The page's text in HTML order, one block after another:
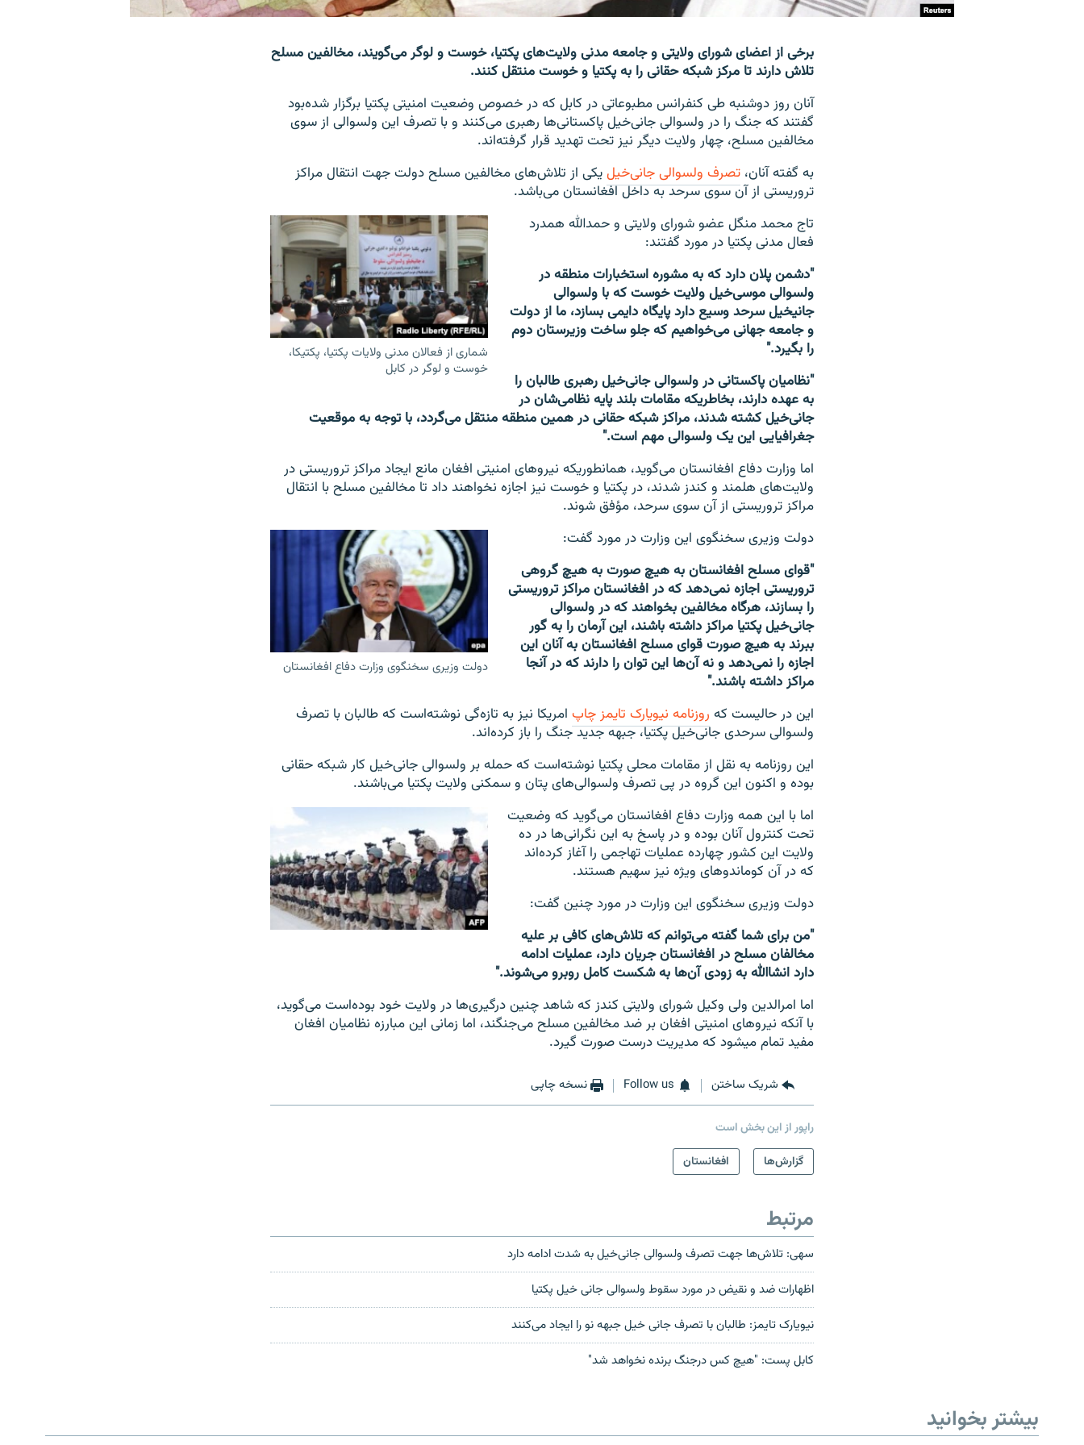
به ما بپیوندید
برخی از اعضای شورای ولایتی و جامعه مدنی ولایت‌های پکتیا، خوست و لوگر می‌گویند، مخالفین مسلح
تلاش دارند تا مرکز شبکه حقانی را به پکتیا و خوست منتقل کنند.
آنان روز دوشنبه طی کنفرانس مطبوعاتی در کابل که در خصوص وضعیت امنیتی پکتیا برگزار شده‌بود
گفتند که جنگ را در ولسوالی جانی‌خیل پاکستانی‌ها رهبری می‌کنند و با تصرف این ولسوالی از سوی
مخالفین مسلح، چهار ولایت دیگر نیز تحت تهدید قرار گرفته‌اند.
به گفته آنان،تصرف ولسوالی جانی‌خیلیکی از تلاش‌های مخالفین مسلح دولت جهت انتقال مراکز
تروریستی از آن سوی سرحد به داخل افغانستان می‌باشد.
شماری از فعالان مدنی ولایات پکتیا، پکتیکا،
خوست و لوگر در کابل
تاج محمد منگل عضو شورای ولایتی و حمدالله همدرد
فعال مدنی پکتیا در مورد گفتند:
"دشمن پلان دارد که به مشوره استخبارات منطقه در
ولسوالی موسی‌خیل ولایت خوست که با ولسوالی
جانیخیل سرحد وسیع دارد پایگاه دایمی بسازد، ما از دولت
و جامعه جهانی می‌خواهیم که جلو ساخت وزیرستان دوم
را بگیرد."
"نظامیان پاکستانی در ولسوالی جانی‌خیل رهبری طالبان را
به عهده دارند، بخاطریکه مقامات بلند پایه نظامی‌شان در
جانی‌خیل کشته شدند، مراکز شبکه حقانی در همین منطقه منتقل می‌گردد، با توجه به موقعیت
جغرافیایی این یک ولسوالی مهم است."
اما وزارت دفاع افغانستان می‌گوید، همانطوریکه نیروهای امنیتی افغان مانع ایجاد مراکز تروریستی در
ولایت‌های هلمند و کندز شدند، در پکتیا و خوست نیز اجازه نخواهند داد تا مخالفین مسلح با انتقال
مراکز تروریستی از آن سوی سرحد، مؤفق شوند.
دولت وزیری سخنگوی وزارت دفاع افغانستان
دولت وزیری سخنگوی این وزارت در مورد گفت:
"قوای مسلح افغانستان به هیچ صورت به هیچ گروهی
تروریستی اجازه نمی‌دهد که در افغانستان مراکز تروریستی
را بسازند، هرگاه مخالفین بخواهند که در ولسوالی
جانی‌خیل پکتیا مراکز داشته باشند، این آرمان را به گور
ببرند به هیچ صورت قوای مسلح افغانستان به آنان این
اجازه را نمی‌دهد و نه آن‌ها این توان را دارند که در آنجا
مراکز داشته باشند."
این در حالیست که روزنامه نیویارک تایمز چاپ امریکا نیز به تازه‌گی نوشته‌است که طالبان با تصرف
ولسوالی سرحدی جانی‌خیل پکتیا، جبهه جدید جنگ را باز کرده‌اند.
این روزنامه به نقل از مقامات محلی پکتیا نوشته‌است که حمله بر ولسوالی جانی‌خیل کار شبکه حقانی
بوده و اکنون این گروه در پی تصرف ولسوالی‌های پتان و سمکنی ولایت پکتیا می‌باشند.
اما با این همه وزارت دفاع افغانستان می‌گوید که وضعیت
تحت کنترول آنان بوده و در پاسخ به این نگرانی‌ها در ده
ولایت این کشور چهارده عملیات تهاجمی را آغاز کرده‌اند
که در آن کوماندوهای ویژه نیز سهیم هستند.
دولت وزیری سخنگوی این وزارت در مورد چنین گفت:
"من برای شما گفته می‌توانم که تلاش‌های کافی بر علیه
مخالفان مسلح در افغانستان جریان دارد، عملیات ادامه
دارد انشاالله به زودی آن‌ها به شکست کامل روبرو می‌شوند."
اما امرالدین ولی وکیل شورای ولایتی کندز که شاهد چنین درگیری‌ها در ولایت خود بوده‌است می‌گوید،
با آنکه نیروهای امنیتی افغان بر ضد مخالفین مسلح می‌جنگند، اما زمانی این مبارزه نظامیان افغان
مفید تمام می‎شود که مدیریت درست صورت گیرد.
شریک ساختن Follow us نسخه چاپی
راپور از این بخش است
گزارش‌ها
افغانستان
مرتبط
سهی: تلاش‌ها جهت تصرف ولسوالی جانی‌خیل به شدت ادامه دارد
اظهارات ضد و نقیض در مورد سقوط ولسوالی جانی خیل پکتیا
نیویارک تایمز: طالبان با تصرف جانی خیل جبهه نو را ایجاد می‌کنند
کابل پست: "هیچ کس درجنگ برنده نخواهد شد"
بیشتر بخوانید